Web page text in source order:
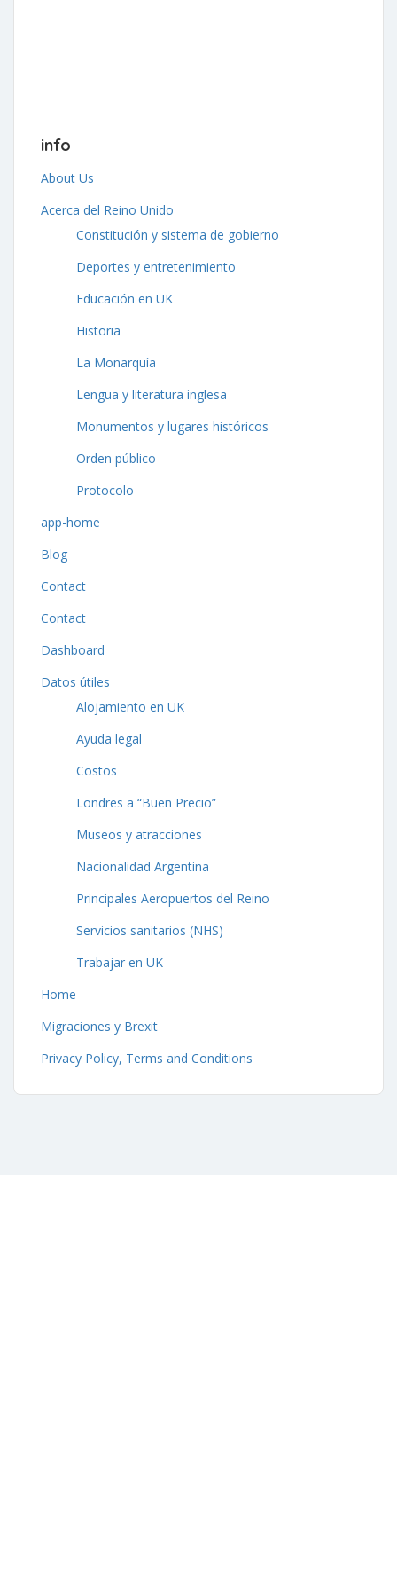
info
About Us
Acerca del Reino Unido
Constitución y sistema de gobierno
Deportes y entretenimiento
Educación en UK
Historia
La Monarquía
Lengua y literatura inglesa
Monumentos y lugares históricos
Orden público
Protocolo
app-home
Blog
Contact
Contact
Dashboard
Datos útiles
Alojamiento en UK
Ayuda legal
Costos
Londres a “Buen Precio”
Museos y atracciones
Nacionalidad Argentina
Principales Aeropuertos del Reino
Servicios sanitarios (NHS)
Trabajar en UK
Home
Migraciones y Brexit
Privacy Policy, Terms and Conditions